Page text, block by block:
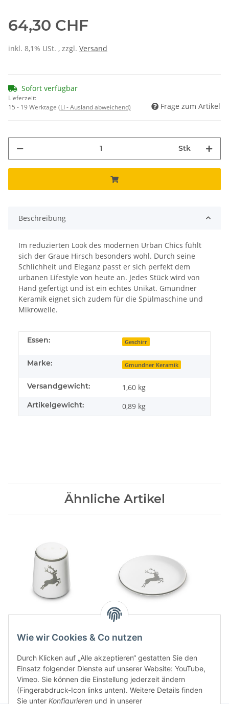
64,30 CHF
inkl. 8,1% USt. , zzgl. Versand
Sofort verfügbar
Lieferzeit:
15 - 19 Werktage (LI - Ausland abweichend) Frage zum Artikel
Stk
Beschreibung
Im reduzierten Look des modernen Urban Chics fühlt
sich der Graue Hirsch besonders wohl. Durch seine
Schlichheit und Eleganz passt er sich perfekt dem
urbanen Lifestyle von heute an. Jedes Stück wird von
Hand gefertigt und ist ein echtes Unikat. Gmundner
Keramik eignet sich zudem für die Spülmaschine und
Mikrowelle.
Essen: Geschirr
Marke: Gmundner Keramik
Versandgewicht: 1,60 kg
Artikelgewicht: 0,89 kg
Ähnliche Artikel
Pfefferstreuer gerade
47,00 CHF*
47,00 CHF
Wie wir Cookies & Co nutzen
Durch Klicken auf „Alle akzeptieren“ gestatten Sie den
Einsatz folgender Dienste auf unserer Website: YouTube,
Vimeo. Sie können die Einstellung jederzeit ändern
(Fingerabdruck-Icon links unten). Weitere Details finden
Sie unter Konfigurieren und in unserer